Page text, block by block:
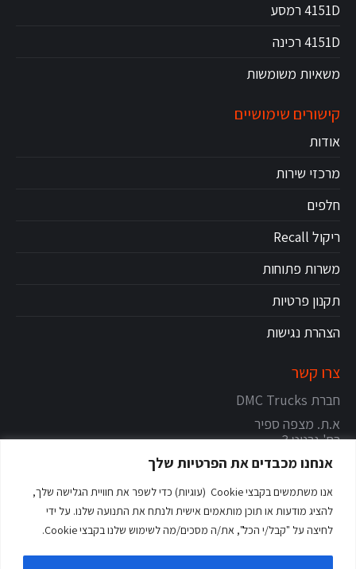
אנחנו מכבדים את הפרטיות שלך
אנו משתמשים בקבצי Cookie (עוגיות) כדי לשפר את חוויית הגלישה שלך,
להציג מודעות או תוכן מותאמים אישית ולנתח את התנועה שלנו. על ידי
לחיצה על "קבל/י הכל", את/ה מסכים/מה לשימוש שלנו בקבצי Cookie.
4151D רמסע
4151D רכינה
משאיות משומשות
קישורים שימושיים
אודות
מרכזי שירות
חלפים
ריקול Recall
משרות פתוחות
תקנון פרטיות
הצהרת נגישות
צרו קשר
חברת DMC Trucks
א.ת. מצפה ספיר
רח' גרניט 3
צור יגאל
מיקוד: 4486200
טלפון:09-9616800
טופס שליחת דוא"ל
עקבו אחרינו